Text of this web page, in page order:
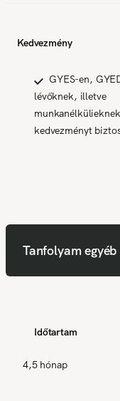
Kedvezmény
GYES-en,
lévőknek, illetve
kedvezményt
Tanfolyam
Időtartam
4,5 hónap